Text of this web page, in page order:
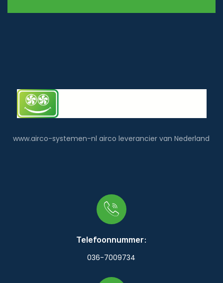
www.airco-systemen-nl airco leverancier van Nederland
Telefoonnummer:
036-7009734